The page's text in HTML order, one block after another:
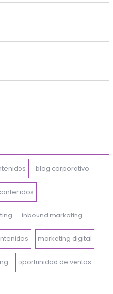
blog corporativo
inbound marketing
marketing digital
oportunidad de ventas